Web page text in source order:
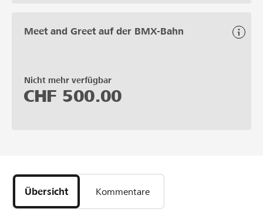
Meet and Greet auf der BMX-Bahn
Nicht mehr verfügbar
CHF 500.00
Übersicht Kommentare